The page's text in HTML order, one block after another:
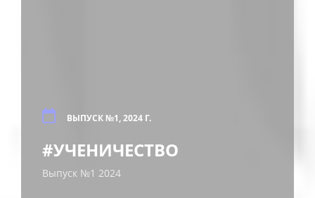
ВЫПУСК №1, 2024 Г.
#УЧЕНИЧЕСТВО
Выпуск №1 2024